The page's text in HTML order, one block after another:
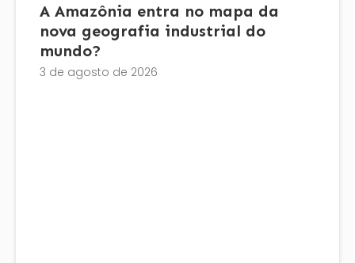
A Amazônia entra no mapa da
nova geografia industrial do
mundo?
3 de agosto de 2026